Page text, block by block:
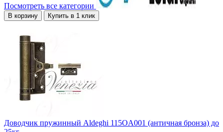
Посмотреть все категории
В корзину Купить в 1 клик
Доводчик пружинный Aldeghi 115OA001 (античная бронза) до